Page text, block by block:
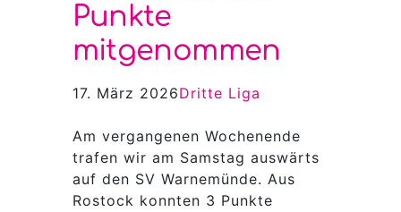
Punkte
mitgenommen
17. März 2026Dritte Liga
Am vergangenen Wochenende
trafen wir am Samstag auswärts
auf den SV Warnemünde. Aus
Rostock konnten 3 Punkte